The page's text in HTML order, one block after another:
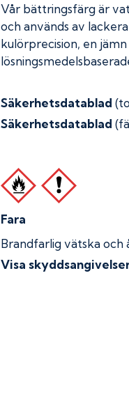
Vår bättringsfärg är
och används av
kulörprecision, en
Säkerhetsdatablad
Säkerhetsdatablad
Fara
Brandfarlig vätska och
Visa